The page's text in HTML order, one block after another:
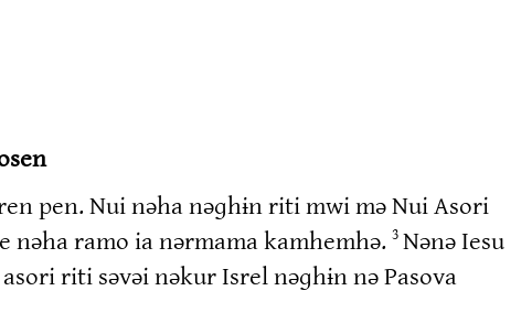
pen. Nui nəha nəɡhɨn riti mwi mə Nui Asori
nəha ramo ia nərmama kamhemhə. 3 Nənə Iesu
riti səvəi nəkur Isrel nəɡhɨn nə Pasova